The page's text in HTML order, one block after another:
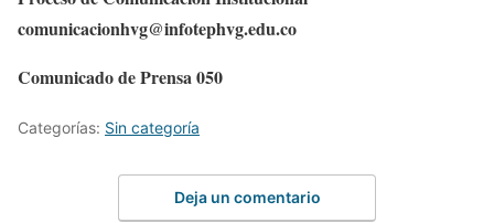
comunicacionhvg@infotephvg.edu.co
Comunicado de Prensa 050
Categorías: Sin categoría
Deja un comentario